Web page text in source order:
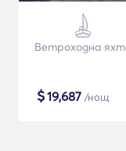
Ветроходна
$19,687 /нощ